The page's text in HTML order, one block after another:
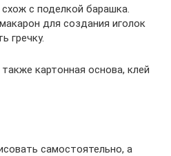
с поделкой барашка.
для создания иголок
гречку.
картонная основа, клей
самостоятельно, а